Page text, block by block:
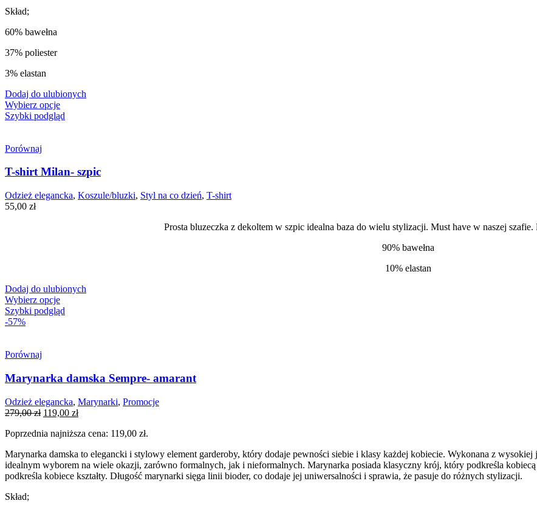
Skład;
60% bawełna
37% poliester
3% elastan
Dodaj do ulubionych
Wybierz opcje
Szybki podgląd
Porównaj
T-shirt Milan- szpic
Odzież elegancka, Koszule/bluzki, Styl na co dzień, T-shirt
55,00 zł
Prosta bluzeczka z dekoltem w szpic idealna baza do wielu stylizacji. Must have w naszej
90% bawełna
10% elastan
Dodaj do ulubionych
Wybierz opcje
Szybki podgląd
-57%
Porównaj
Marynarka damska Sempre- amarant
Odzież elegancka, Marynarki, Promocje
279,00zł Pierwotna
wynosiła:
119,00 złAktualna
wynosi:
Poprzednia najniższa cena: 119,00 zł.
Marynarka damska to elegancki i stylowy element garderoby, który dodaje pewności siebie i klasy każdej kobiecie. Wykonana z
idealnym wyborem na wiele okazji, zarówno formalnych, jak i nieformalnych. Marynarka posiada klasyczny krój, który podkreśla
podkreśla kobiece kształty. Długość marynarki sięga linii bioder, co dodaje jej uniwersalności i sprawia, że pasuje do różnych stylizacji.
Skład;